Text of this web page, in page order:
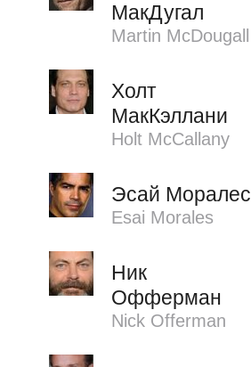
МакДугал
Martin McDougall
Холт
МакКэллани
Holt McCallany
Эсай Моралес
Esai Morales
Ник
Офферман
Nick Offerman